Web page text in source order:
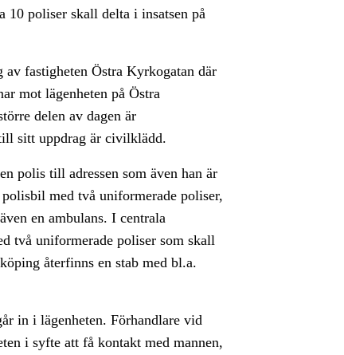
10 poliser skall delta i insatsen på
fastigheten Östra Kyrkogatan där
mot lägenheten på Östra
delen av dagen är
sitt uppdrag är civilklädd.
polis till adressen som även han är
med två uniformerade poliser,
en ambulans. I centrala
två uniformerade poliser som skall
återfinns en stab med bl.a.
in i lägenheten. Förhandlare vid
i syfte att få kontakt med mannen,